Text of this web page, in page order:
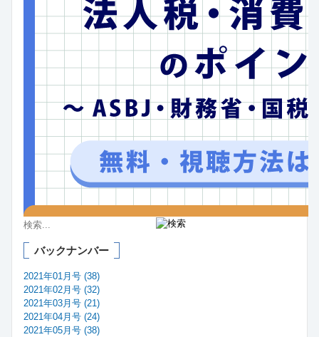
バックナンバー
2021年01月号 (38)
2021年02月号 (32)
2021年03月号 (21)
2021年04月号 (24)
2021年05月号 (38)